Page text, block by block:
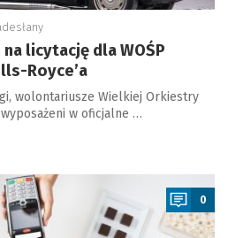
licytację dla WOŚP
Royce’a
wolontariusze Wielkiej Orkiestry
w oficjalne …
0